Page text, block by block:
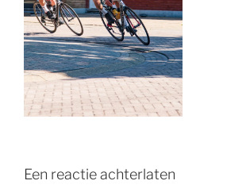
k
Een reactie achterlaten